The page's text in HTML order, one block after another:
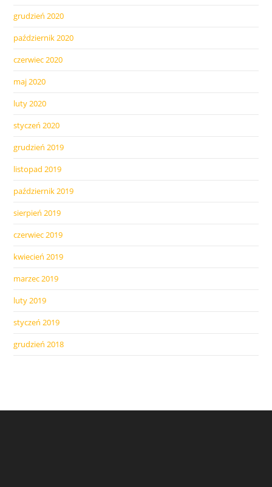
grudzień 2020
październik 2020
czerwiec 2020
maj 2020
luty 2020
styczeń 2020
grudzień 2019
listopad 2019
październik 2019
sierpień 2019
czerwiec 2019
kwiecień 2019
marzec 2019
luty 2019
styczeń 2019
grudzień 2018